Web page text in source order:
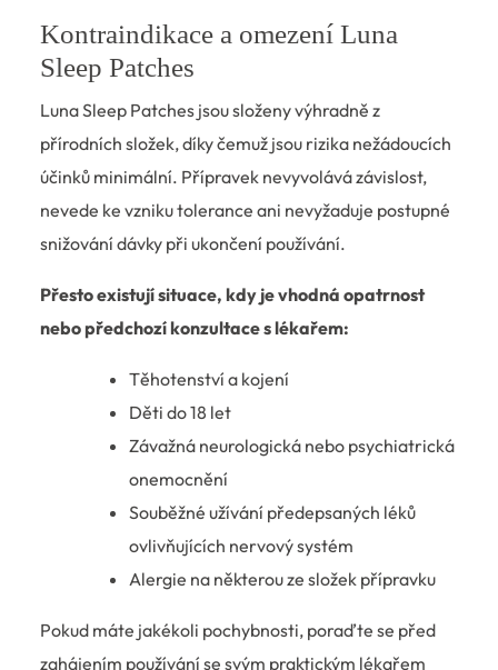
Kontraindikace a omezení Luna
Sleep Patches
Luna Sleep Patches jsou složeny výhradně z
přírodních složek, díky čemuž jsou rizika nežádoucích
účinků minimální. Přípravek nevyvolává závislost,
nevede ke vzniku tolerance ani nevyžaduje postupné
snižování dávky při ukončení používání.
Přesto existují situace, kdy je vhodná opatrnost
nebo předchozí konzultace s lékařem:
Těhotenství a kojení
Děti do 18 let
Závažná neurologická nebo psychiatrická
onemocnění
Souběžné užívání předepsaných léků
ovlivňujících nervový systém
Alergie na některou ze složek přípravku
Pokud máte jakékoli pochybnosti, poraďte se před
zahájením používání se svým praktickým lékařem